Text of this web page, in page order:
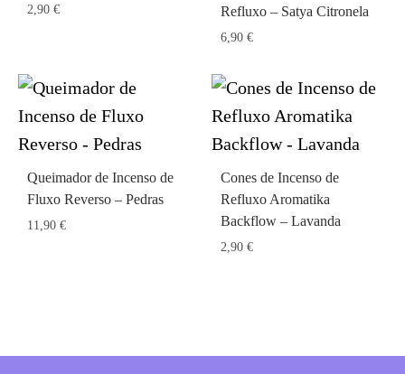
2,90 €
Refluxo – Satya Citronela
6,90 €
Queimador de Incenso de
Fluxo Reverso – Pedras
11,90 €
Cones de Incenso de
Refluxo Aromatika
Backflow – Lavanda
2,90 €